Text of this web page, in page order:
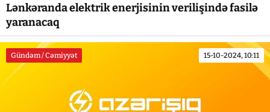
Lənkəranda elektrik enerjisinin verilişində fasilə
yaranacaq
Gündəm / Cəmiyyət 15-10-2024, 10:11